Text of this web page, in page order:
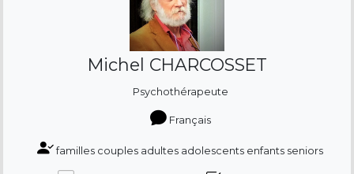
Michel CHARCOSSET
Psychothérapeute
Français
familles couples adultes adolescents enfants seniors